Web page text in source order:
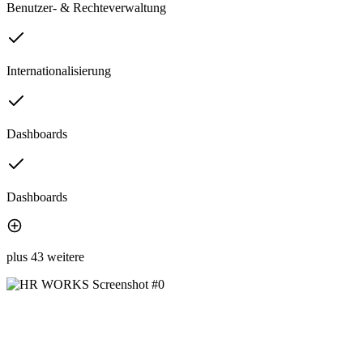
Benutzer- & Rechteverwaltung
Internationalisierung
Dashboards
Dashboards
plus 43 weitere